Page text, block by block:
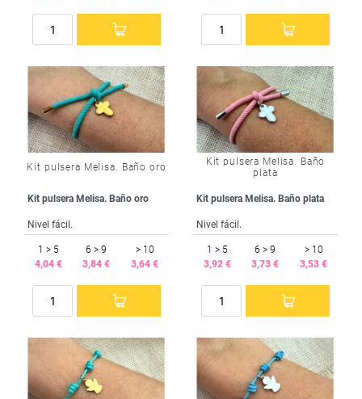
Kit pulsera Melisa. Baño oro
Kit pulsera Melisa. Baño oro
Nivel fácil.
1 > 5
4,04 €
6 > 9
3,84 €
> 10
3,64 €
Kit pulsera Melisa. Baño
plata
Kit pulsera Melisa. Baño plata
Nivel fácil.
1 > 5
3,92 €
6 > 9
3,73 €
> 10
3,53 €